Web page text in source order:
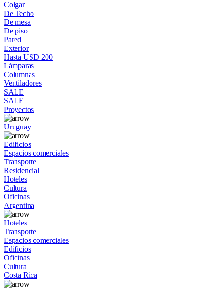
Colgar
De Techo
De mesa
De piso
Pared
Exterior
Hasta USD 200
Lámparas
Columnas
Ventiladores
SALE
SALE
Proyectos
Uruguay
Edificios
Espacios comerciales
Transporte
Residencial
Hoteles
Cultura
Oficinas
Argentina
Hoteles
Transporte
Espacios comerciales
Edificios
Oficinas
Cultura
Costa Rica